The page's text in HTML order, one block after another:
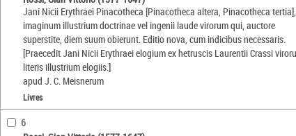
Jani Nicii Erythraei Pinacotheca [Pinacotheca altera, Pinacotheca tertia],
imaginum illustrium doctrinae vel ingenii laude virorum qui, auctore
superstite, diem suum obierunt. Editio nova, cum indicibus necessaris.
[Praecedit Jani Nicii Erythraei elogium ex hetruscis Laurentii Crassi
literis illustrium elogiis.]
apud J. C. Meisnerum
Livres
6